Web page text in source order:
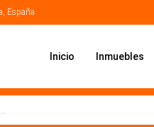
España
Inicio Inmuebles